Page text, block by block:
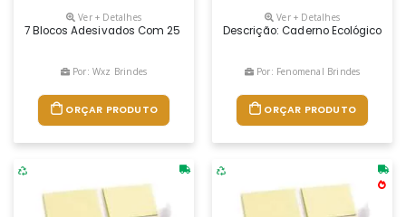
Ver + Detalhes
7 Blocos Adesivados Com 25 Folhas Cada E Capa Em Cartão. Este
Por: Wxz Brindes
ORÇAR PRODUTO
Ver + Detalhes
Descrição: Caderno Ecológico
Por: Fenomenal Brindes
ORÇAR PRODUTO